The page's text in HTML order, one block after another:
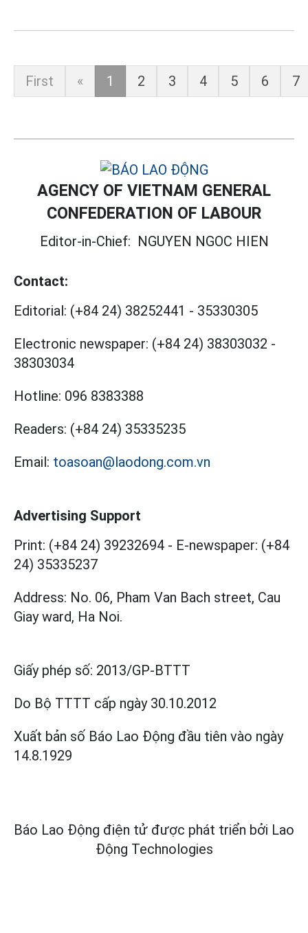
First « 1 2 3 4 5 6 7
AGENCY OF VIETNAM GENERAL
CONFEDERATION OF LABOUR
Editor-in-Chief: NGUYEN NGOC HIEN
Contact:
Editorial: (+84 24) 38252441 - 35330305
Electronic newspaper: (+84 24) 38303032 -
38303034
Hotline: 096 8383388
Readers: (+84 24) 35335235
Email: toasoan@laodong.com.vn
Advertising Support
Print: (+84 24) 39232694 - E-newspaper: (+84
24) 35335237
Address: No. 06, Pham Van Bach street, Cau
Giay ward, Ha Noi.
Giấy phép số: 2013/GP-BTTT
Do Bộ TTTT cấp ngày 30.10.2012
Xuất bản số Báo Lao Động đầu tiên vào ngày
14.8.1929
Báo Lao Động điện tử được phát triển bởi Lao
Động Technologies